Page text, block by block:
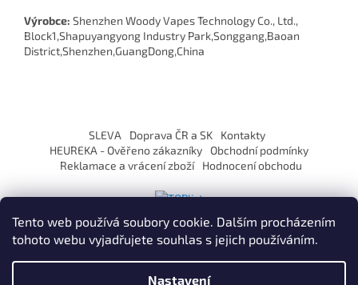
Tento web používá soubory cookie. Dalším procházením
tohoto webu vyjadřujete souhlas s jejich používáním.
Nastavení
Výrobce: Shenzhen Woody Vapes Technology Co., Ltd.,
Block1,Shapuyangyong Industry Park,Songgang,Baoan
District,Shenzhen,GuangDong,China
í
SLEVA Doprava ČR a SK
Kontakty
HEUREKA - Ověřeno zákazníky
Obchodní podmínky
Reklamace a vrácení zboží
Hodnocení obchodu